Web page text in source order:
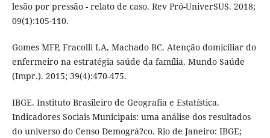
lesão por pressão - relato de caso. Rev Pró-UniverSUS. 2018;
09(1):105-110.
Gomes MFP, Fracolli LA, Machado BC. Atenção domiciliar do
enfermeiro na estratégia saúde da família. Mundo Saúde
(Impr.). 2015; 39(4):470-475.
IBGE. Instituto Brasileiro de Geografia e Estatística.
Indicadores Sociais Municipais: uma análise dos resultados
do universo do Censo Demográ?co. Rio de Janeiro: IBGE;